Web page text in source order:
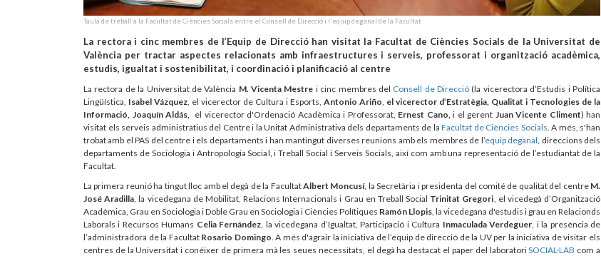
Taula de treball a la Facultat de Ciències Socials entre el Consell de Direcció i l'equip deganal de la Facultat
La rectora i cinc membres de l’Equip de Direcció han visitat la Facultat de Ciències Socials de la Universitat de
València per tractar aspectes relacionats amb infraestructures i serveis, professorat i organització acadèmica,
estudis, igualtat i sostenibilitat, i coordinació i planificació al centre
La rectora de la Universitat de València M. Vicenta Mestre i cinc membres del Consell de Direcció (la vicerectora d’Estudis i Política
Lingüística, Isabel Vázquez , el vicerector de Cultura i Esports, Antonio Ariño el vicerector d’Estratègia, Qualitat i Tecnologies de la
Informació, Joaquín Aldás,
el vicerector d'Ordenació Acadèmica i Professorat, Ernest Cano, i el gerent Juan Vicente Climent) han
visitat els serveis administratius del Centre i la Unitat Administrativa dels departaments de la Facultat de Ciències Socials . A més, s'han
trobat amb el PAS del centre i els departaments i han mantingut diverses reunions amb els membres de l’equip deganal , direccions dels
departaments de Sociologia i Antropologia Social, i Treball Social i Serveis Socials, així com amb una representació de l’estudiantat de la
Facultat.
La primera reunió ha tingut lloc amb el degà de la FacultatAlbert Moncusí, la Secretària i presidenta del comité de qualitat del centre M.
José Aradilla , la vicedegana de Mobilitat, Relacions Internacionals i Grau en Treball Social Trinitat Gregori , el vicedegà d’Organització
Acadèmica, Grau en Sociologia i Doble Grau en Sociologia i Ciències Polítiques Ramón Llopis , la vicedegana d'estudis i grau en Relacionds
Laborals i Recursos Humans Celia Fernández , la vicedegana d’Igualtat, Participació i Cultura Inmaculada Verdeguer , i la presència de
l’administradora de la Facultat Rosario Domingo . A més d'agrair la iniciativa de l’equip de direcció de la UV per la iniciativa de visitar els
centres de la Universitat i conéixer de primera mà les seues necessitats, el degà ha destacat el paper del laboratoriSOCIAL·LAB com a